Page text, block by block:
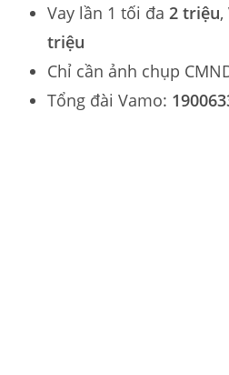
Vay lần 1 tối đa2 triệu
triệu
Chỉ cần ảnh chụp
Tổng đài Vamo: